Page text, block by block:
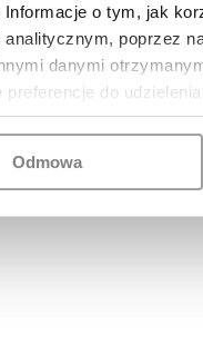
o tym, jak
analitycznym, poprzez
danymi
preferencje do
Odmowa